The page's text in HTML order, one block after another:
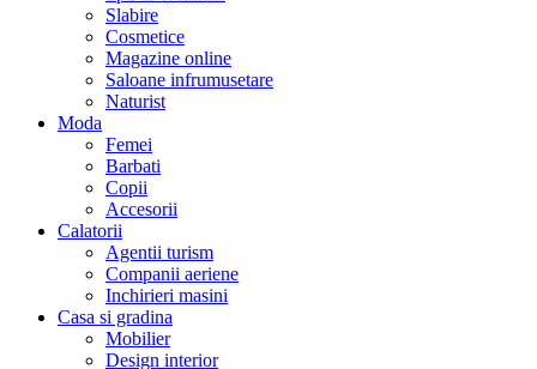
Slabire
Cosmetice
Magazine online
Saloane infrumusetare
Naturist
Moda
Femei
Barbati
Copii
Accesorii
Calatorii
Agentii turism
Companii aeriene
Inchirieri masini
Casa si gradina
Mobilier
Design interior